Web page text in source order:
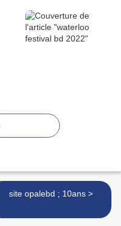
site opalebd ; 10ans >